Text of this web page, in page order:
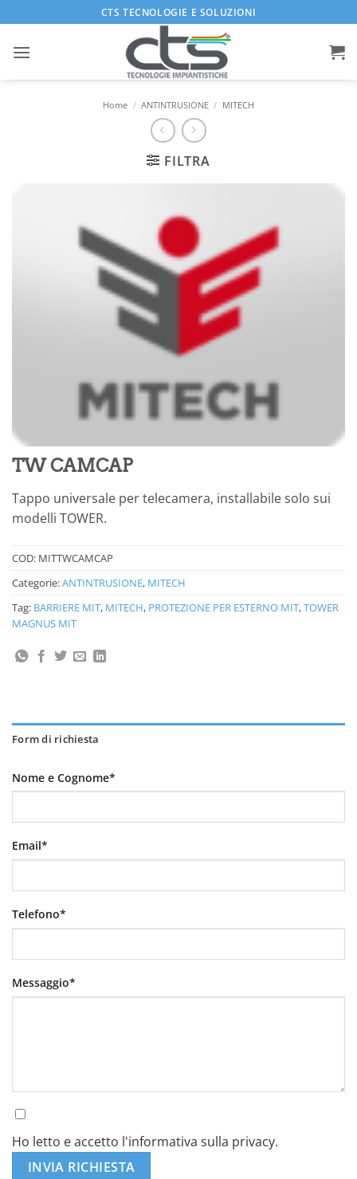
ai
contenuti
CTS TECNOLOGIE E SOLUZIONI
Home / ANTINTRUSIONE / MITECH
FILTRA
TW CAMCAP
Tappo universale per telecamera, installabile solo sui
modelli TOWER.
COD: MITTWCAMCAP
Categorie:ANTINTRUSIONE, MITECH
Tag: BARRIERE MIT, MITECH, PROTEZIONE PER ESTERNO MIT,TOWER
MAGNUS MIT
Form di richiesta
Nome e Cognome*
Email*
Telefono*
Messaggio*
Ho letto e accetto l'informativa sulla privacy.